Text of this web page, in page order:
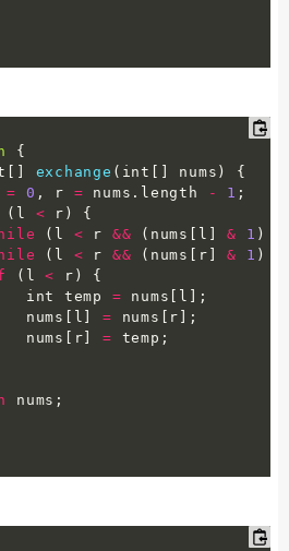
{
exchange ( int nums )
{
= 0 , r = nums . length - 1 ;
( l < r )
{
( l < r && ( nums l & 1 )
( l < r && ( nums r & 1 )
( l < r )
{
int temp
= nums l
;
nums
l = nums r
;
nums
r = temp ;
nums ;